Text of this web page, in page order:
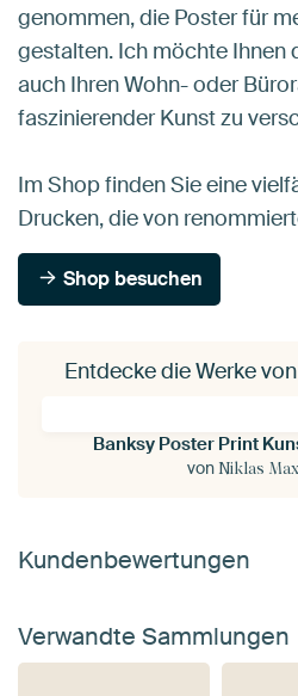
genommen, die Poster für
gestalten. Ich möchte Ihnen
auch Ihren Wohn- oder
faszinierender Kunst zu
Im Shop finden Sie eine
Drucken, die von
Shop besuchen
Entdecke die Werke
von Niklas
Kundenbewertungen
Verwandte Sammlungen